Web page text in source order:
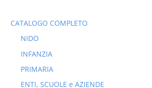
CATALOGO COMPLETO
NIDO
INFANZIA
PRIMARIA
ENTI, SCUOLE e AZIENDE